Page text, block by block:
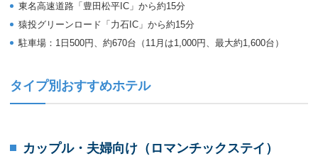
東名高速道路「豊田松平IC」から約15分
猿投グリーンロード「力石IC」から約15分
駐車場：1日500円、約670台（11月は1,000円、最大約1,600台）
タイプ別おすすめホテル
カップル・夫婦向け（ロマンチックステイ）